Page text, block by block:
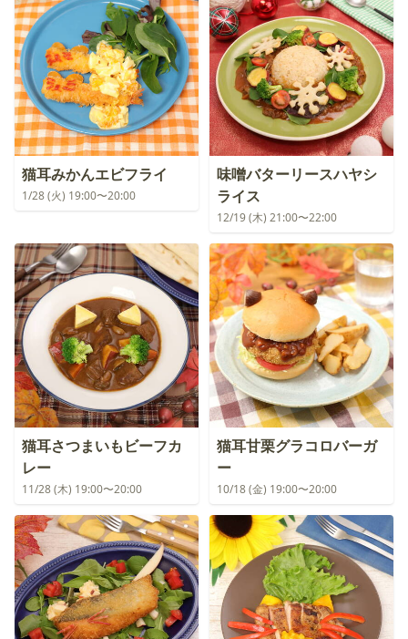
猫耳みかんエビフライ
1/28 (火) 19:00〜20:00
味噌バターリースハヤシ
ライス
12/19 (木) 21:00〜22:00
猫耳さつまいもビーフカ
レー
11/28 (木) 19:00〜20:00
猫耳甘栗グラコロバーガ
ー
10/18 (金) 19:00〜20:00